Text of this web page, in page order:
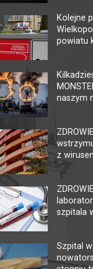
KINO
62-800
tel. +48 62
faks. +48 62
Kolejne
powiatu
naszym
z
szpitala
Szpital